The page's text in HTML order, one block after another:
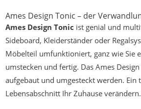
Ames Design Tonic – der
Ames Design Tonic ist genial und
Sideboard, Kleiderständer oder
Möbelteil umfunktioniert, ganz wie Sie
umstecken und fertig. Das Ames
aufgebaut und umgesteckt werden. Ein
Lebensabschnitt Ihr Zuhause verändern.